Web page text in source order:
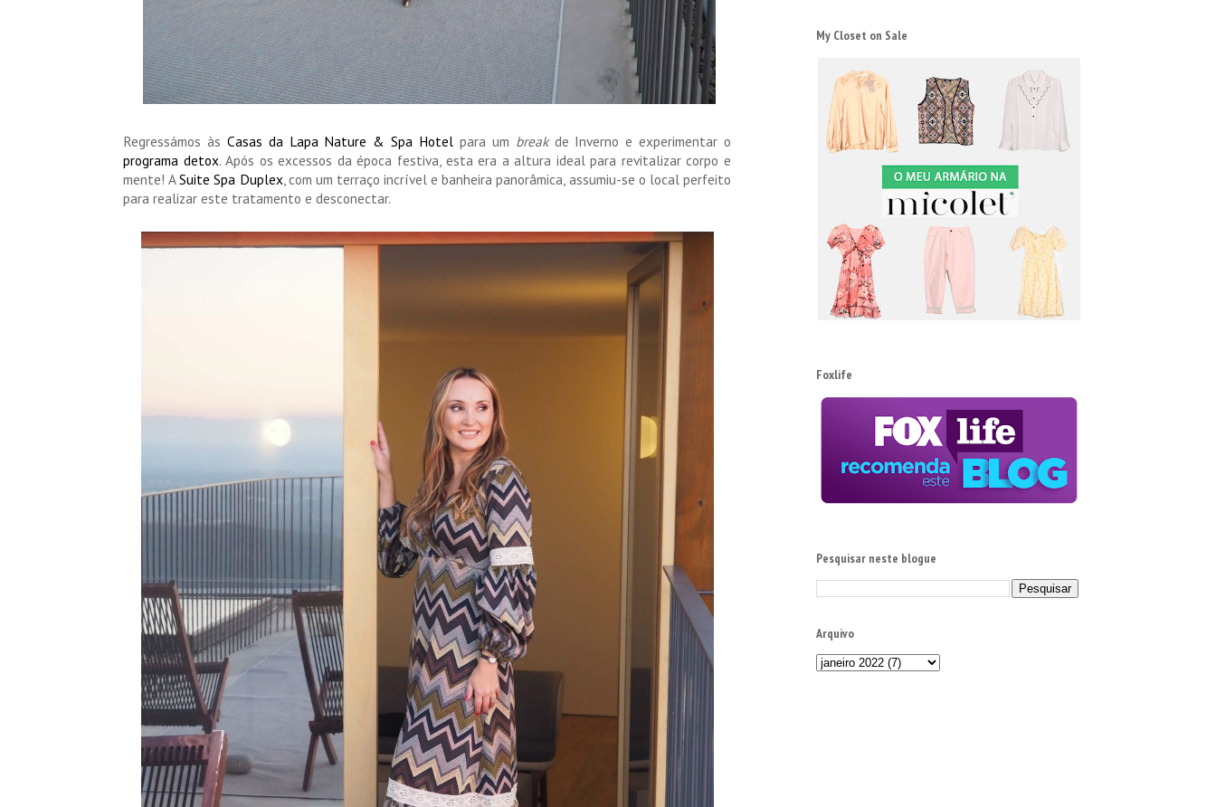
Regressámos às Casas da Lapa Nature & Spa Hotel para um breakde Inverno e experimentar o
programa detox. Após os excessos da época festiva, esta era a altura ideal para revitalizar corpo e
mente! ASuite Spa Duplex , com um terraço incrível e banheira panorâmica, assumiu-se o local perfeito
para realizar este tratamento e desconectar.
My Closet on Sale
Foxlife
Pesquisar neste blogue
Arquivo